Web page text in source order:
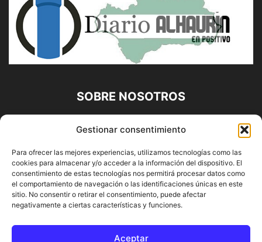
Gestionar consentimiento
Para ofrecer las mejores experiencias, utilizamos tecnologías como las
cookies para almacenar y/o acceder a la información del dispositivo. El
consentimiento de estas tecnologías nos permitirá procesar datos como
el comportamiento de navegación o las identificaciones únicas en este
sitio. No consentir o retirar el consentimiento, puede afectar
negativamente a ciertas características y funciones.
Aceptar
SOBRE NOSOTROS
Diario Alhaurín (www.alhaurindelatorre.com) Propiedad de
Francisco E. López López | 639 95 71 95 | Noticias de
Alhaurín de la Torre, Málaga y Provincia|
Contáctanos:info@alhaurindelatorre.com
SÍGUENOS